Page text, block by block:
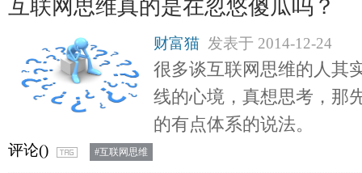
互联网思维真的是在忽悠傻瓜吗？
财富猫 发表于 2014-12-24
很多谈互联网思维的人其
线的心境，真想思考，那
的有点体系的说法。
评论() #互联网思维